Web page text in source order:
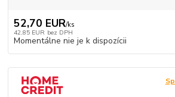
52,70 EUR/ks
42,85 EUR bez DPH
Momentálne nie je k dispozícii